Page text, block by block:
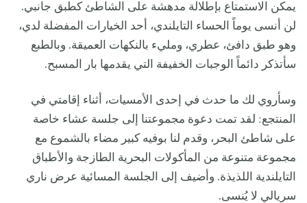
يمكن الاستمتاع بإطلالة مدهشة على الشاطئ كطبق جانبي.
لن أنسى يوماً الحساء التايلندي، أحد الخيارات المفضلة لدي،
وهو طبق دافئ، عطري، ومليء بالنكهات العميقة. وبالطبع
سأتذكر دائماً الوجبات الخفيفة التي يقدمها بار المسبح.
وسأروي لك ما حدث في إحدى الأمسيات، أثناء إقامتي في
المنتجع: لقد تمت دعوة مجموعتنا إلى جلسة عشاء خاصة
على شاطئ البحر، وقدم لنا بوفيه كبير مضاء بالشموع مع
مجموعة متنوعة من المأكولات البحرية الطازجة والأطباق
التايلندية اللذيذة. وأضيف إلى الجلسة المسائية عرض ناري
سريالي لا يُنسى.